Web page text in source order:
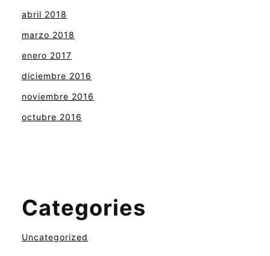
abril 2018
marzo 2018
enero 2017
diciembre 2016
noviembre 2016
octubre 2016
Categories
Uncategorized